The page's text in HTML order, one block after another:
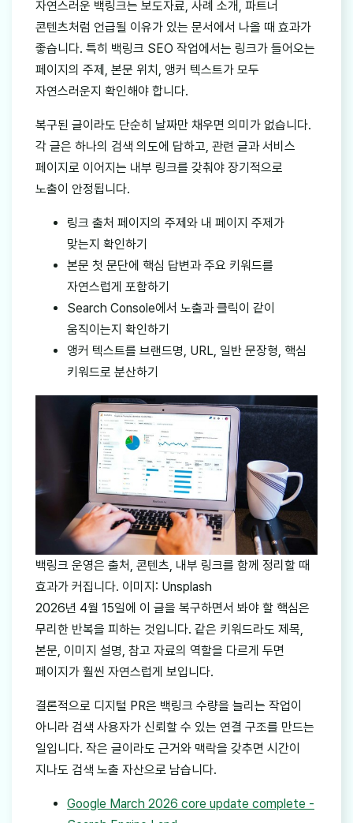
자연스러운 백링크는 보도자료, 사례 소개, 파트너
콘텐츠처럼 언급될 이유가 있는 문서에서 나올 때 효과가
좋습니다. 특히 백링크 SEO 작업에서는 링크가 들어오는
페이지의 주제, 본문 위치, 앵커 텍스트가 모두
자연스러운지 확인해야 합니다.
복구된 글이라도 단순히 날짜만 채우면 의미가 없습니다.
각 글은 하나의 검색 의도에 답하고, 관련 글과 서비스
페이지로 이어지는 내부 링크를 갖춰야 장기적으로
노출이 안정됩니다.
링크 출처 페이지의 주제와 내 페이지 주제가
맞는지 확인하기
본문 첫 문단에 핵심 답변과 주요 키워드를
자연스럽게 포함하기
Search Console에서 노출과 클릭이 같이
움직이는지 확인하기
앵커 텍스트를 브랜드명, URL, 일반 문장형, 핵심
키워드로 분산하기
백링크 운영은 출처, 콘텐츠, 내부 링크를 함께 정리할 때
효과가 커집니다. 이미지: Unsplash
2026년 4월 15일에 이 글을 복구하면서 봐야 할 핵심은
무리한 반복을 피하는 것입니다. 같은 키워드라도 제목,
본문, 이미지 설명, 참고 자료의 역할을 다르게 두면
페이지가 훨씬 자연스럽게 보입니다.
결론적으로 디지털 PR은 백링크 수량을 늘리는 작업이
아니라 검색 사용자가 신뢰할 수 있는 연결 구조를 만드는
일입니다. 작은 글이라도 근거와 맥락을 갖추면 시간이
지나도 검색 노출 자산으로 남습니다.
Google March 2026 core update complete -